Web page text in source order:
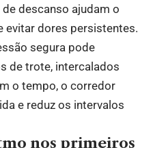
descanso ajudam o
evitar dores persistentes.
segura pode
de trote, intercalados
o tempo, o corredor
e reduz os intervalos
nos primeiros